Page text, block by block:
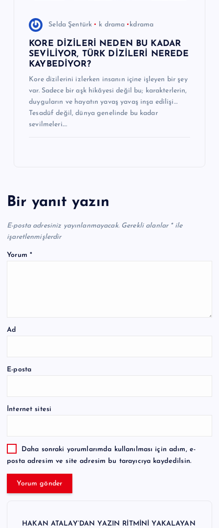
Selda Şentürk k drama kdrama
KORE DİZİLERİ NEDEN BU KADAR
SEVİLİYOR, TÜRK DİZİLERİ NEREDE
KAYBEDİYOR?
Kore dizilerini izlerken insanın içine işleyen bir şey
var. Sadece bir aşk hikâyesi değil bu; karakterlerin,
duyguların ve hayatın yavaş yavaş inşa edilişi…
Tesadüf değil, dünya genelinde bu kadar
sevilmeleri.…
Bir yanıt yazın
E-posta adresiniz yayınlanmayacak. Gerekli alanlar *ile
işaretlenmişlerdir
Yorum *
Ad
E-posta
İnternet sitesi
Daha sonraki yorumlarımda kullanılması için adım, e-
posta adresim ve site adresim bu tarayıcıya kaydedilsin.
HAKAN ATALAY’DAN YAZIN RİTMİNİ YAKALAYAN